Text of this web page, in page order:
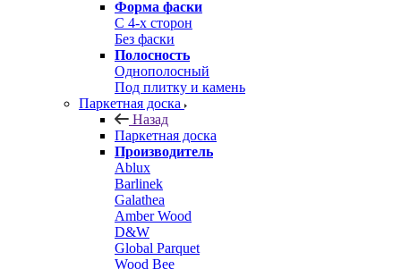
Форма фаски
С 4-х сторон
Без фаски
Полосность
Однополосный
Под плитку и камень
Паркетная доска
Назад
Паркетная доска
Производитель
Ablux
Barlinek
Galathea
Amber Wood
D&W
Global Parquet
Wood Bee